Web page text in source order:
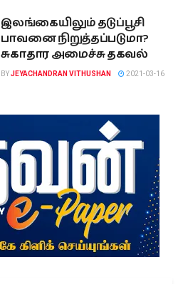
இலங்கையிலும் தடுப்பூசி
பாவனை நிறுத்தப்படுமா?
சுகாதார அமைச்சு தகவல்
BYJEYACHANDRAN VITHUSHAN 2021-03-16